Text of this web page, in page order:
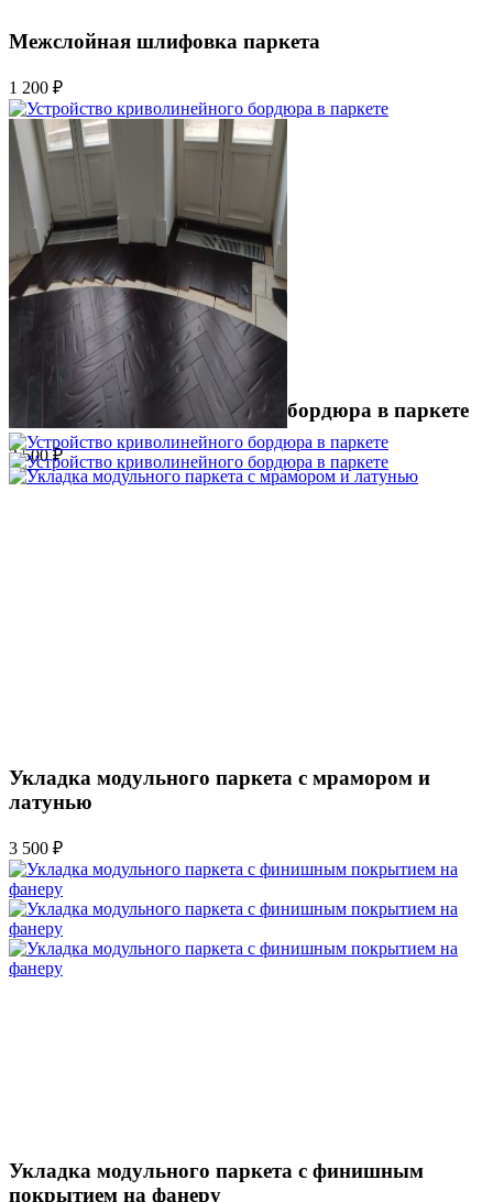
Межслойная шлифовка паркета
1 200 ₽
Устройство криволинейного бордюра в паркете
2 500 ₽
Укладка модульного паркета с мрамором и
латунью
3 500 ₽
Укладка модульного паркета с финишным
покрытием на фанеру